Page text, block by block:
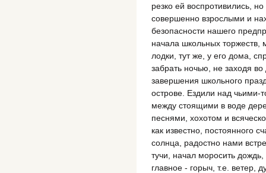
резко ей воспротивились,
совершенно взрослыми и
безопасности нашего
начала школьных
лодки, тут же, у его дома,
забрать ночью, не заходя
завершения школьного
острове. Ездили над чьими-
между стоящими в воде
песнями, хохотом и
как известно, постоянного
солнца, радостно нами
тучи, начал моросить
главное - горыч, т.е. ветер,